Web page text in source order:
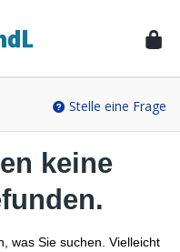
Stelle eine Frage
keine
was Sie suchen. Vielleicht